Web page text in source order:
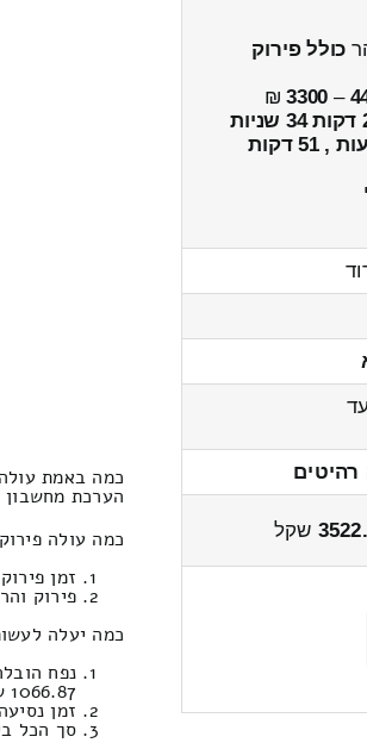
כולל פירוק
–
3300
₪
שקל
כמה באמת
הערכת מחשבון
כמה עולה
זמן פירוק
פירוק
כמה יעלה
1066.87 ₪
זמן נסיעה בין ערים 2 שעות ,
סך הכל ביחד